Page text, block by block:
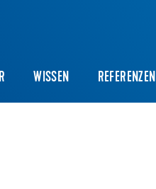
WISSEN REFERENZEN